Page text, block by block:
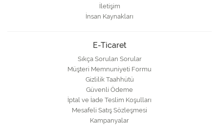
İletişim
İnsan Kaynakları
E-Ticaret
Sıkça Sorulan Sorular
Müşteri Memnuniyeti Formu
Gizlilik Taahhütü
Güvenli Ödeme
İptal ve İade Teslim Koşulları
Mesafeli Satış Sözleşmesi
Kampanyalar